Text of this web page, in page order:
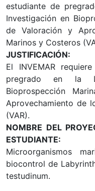
estudiante de
Investigación en
de Valoración y
Marinos y Costeros
JUSTIFICACIÓN:
El INVEMAR
pregrado en la
Bioprospección
Aprovechamiento de
(VAR).
NOMBRE DEL
ESTUDIANTE:
Microorganismos
biocontrol de
testudinum.